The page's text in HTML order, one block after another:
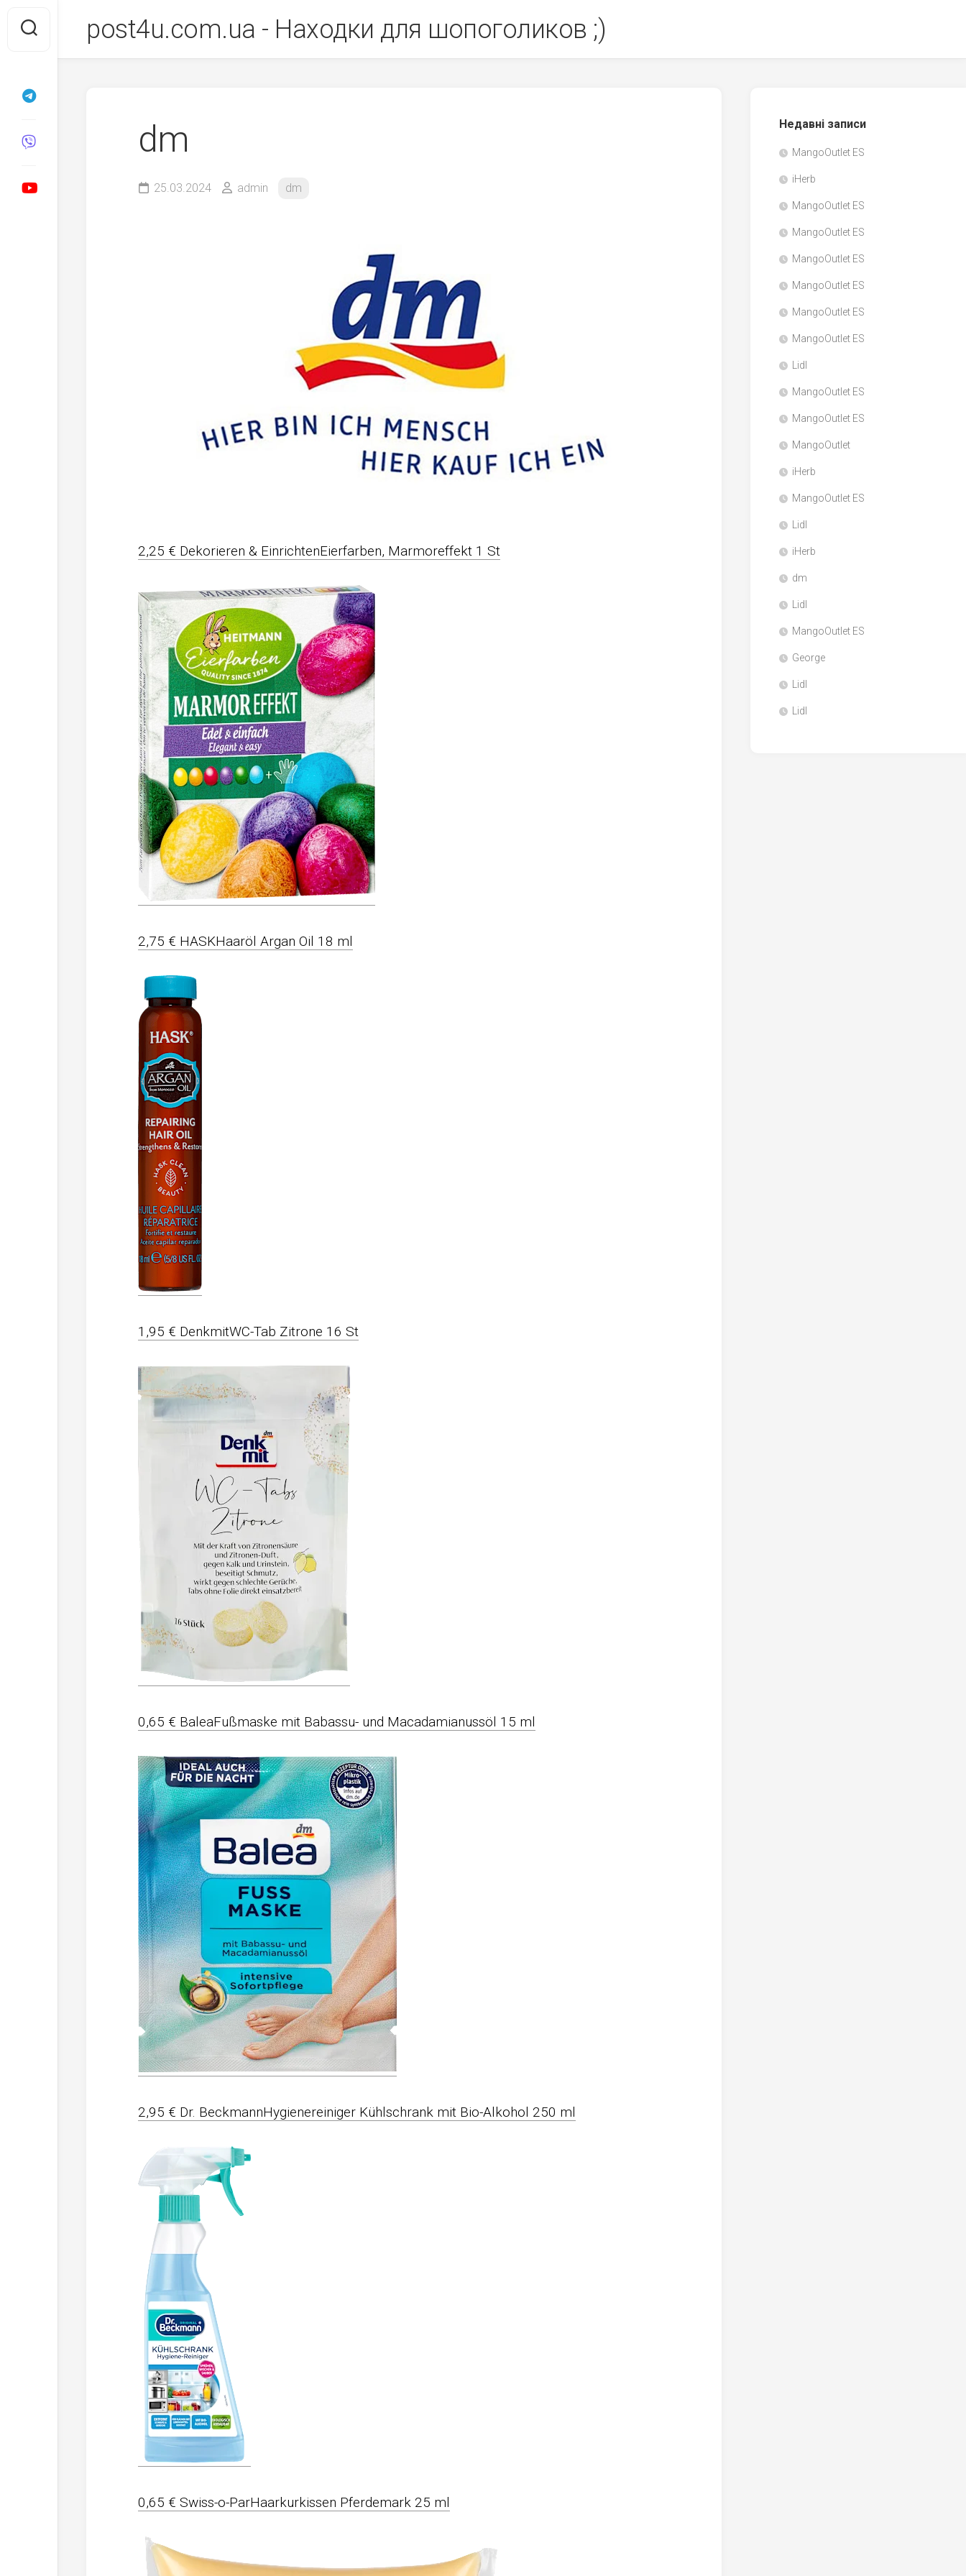
вмісту
post4u.com.ua - Находки для шопоголиков ;)
dm
25.03.2024 admin dm
2,25 € Dekorieren & EinrichtenEierfarben, Marmoreffekt 1 St
2,75 € HASKHaaröl Argan Oil 18 ml
1,95 € DenkmitWC-Tab Zitrone 16 St
0,65 € BaleaFußmaske mit Babassu- und Macadamianussöl 15 ml
2,95 € Dr. BeckmannHygienereiniger Kühlschrank mit Bio-Alkohol 250 ml
0,65 € Swiss-o-ParHaarkurkissen Pferdemark 25 ml
Недавні записи
MangoOutlet ES
iHerb
MangoOutlet ES
MangoOutlet ES
MangoOutlet ES
MangoOutlet ES
MangoOutlet ES
MangoOutlet ES
Lidl
MangoOutlet ES
MangoOutlet ES
MangoOutlet
iHerb
MangoOutlet ES
Lidl
iHerb
dm
Lidl
MangoOutlet ES
George
Lidl
Lidl